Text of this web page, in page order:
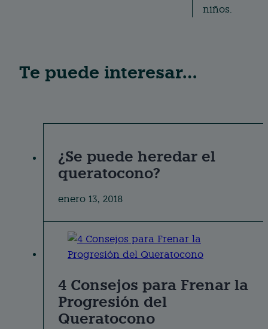
niños.
Te puede interesar…
¿Se puede heredar el
queratocono?
enero 13, 2018
4 Consejos para Frenar la
Progresión del
Queratocono